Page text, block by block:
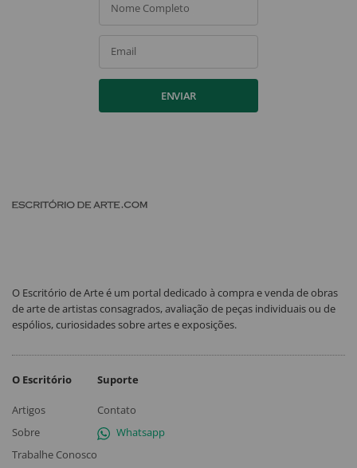
Nome Completo
Email
ENVIAR
O Escritório de Arte é um portal dedicado à compra e venda de obras
de arte de artistas consagrados, avaliação de peças individuais ou de
espólios, curiosidades sobre artes e exposições.
O Escritório
Artigos
Sobre
Trabalhe Conosco
Suporte
Contato
Whatsapp